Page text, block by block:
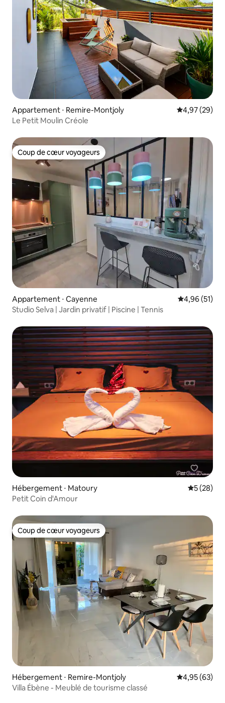
Appartement ⋅ Remire-Montjoly Évaluation
4,97 (29)
Le Petit Moulin Créole
Coup de cœur voyageurs
Coup de cœur voyageurs
Appartement ⋅ Cayenne Évaluation
4,96 (51)
Studio Selva | Jardin privatif | Piscine | Tennis
Hébergement ⋅ Matoury
5 (28)
Petit Coin d'Amour
Coup de cœur voyageurs
Coup de cœur voyageurs
Hébergement ⋅ Remire-Montjoly Évaluation
4,95 (63)
Villa Ébène - Meublé de tourisme classé